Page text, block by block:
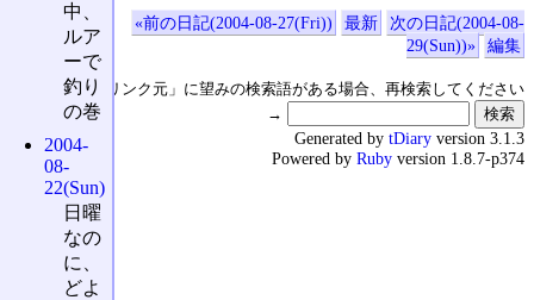
«前の日記(2004-08-27(Fri)) 最新
次の日記(2004-08-
29(Sun))»
編集
↑の「本日のリンク元」に望みの検索語がある場合、再検索してください
→
中、
ルア
ーで
釣り
の巻
2004-
08-
22(Sun)
日曜
なの
に、
どよ
Generated by tDiary version 3.1.3
Powered by Ruby version 1.8.7-p374